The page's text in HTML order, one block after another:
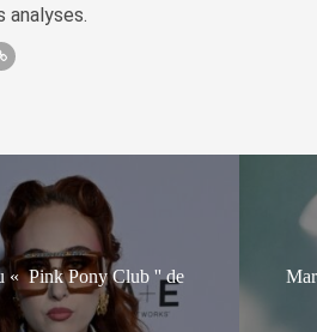
analyses.
« Pink Pony Club '' de